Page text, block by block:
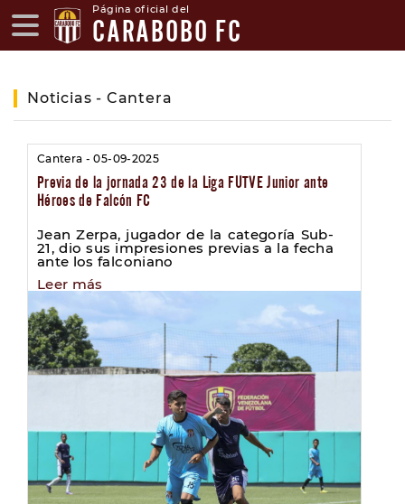
Página oficial del
CARABOBO FC
Noticias - Cantera
Cantera - 05-09-2025
Previa de la jornada 23 de la Liga FUTVE Junior ante
Héroes de Falcón FC
Jean Zerpa, jugador de la categoría Sub-
21, dio sus impresiones previas a la fecha
ante los falconiano
Leer más